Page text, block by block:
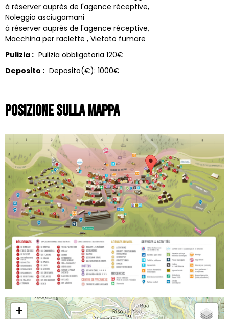
à réserver auprès de l'agence réceptive
Noleggio asciugamani
à réserver auprès de l'agence réceptive
Macchina per raclette
Vietato fumare
Pulizia : Pulizia obbligatoria 120€
Deposito : Deposito(€): 1000€
Posizione sulla mappa
+